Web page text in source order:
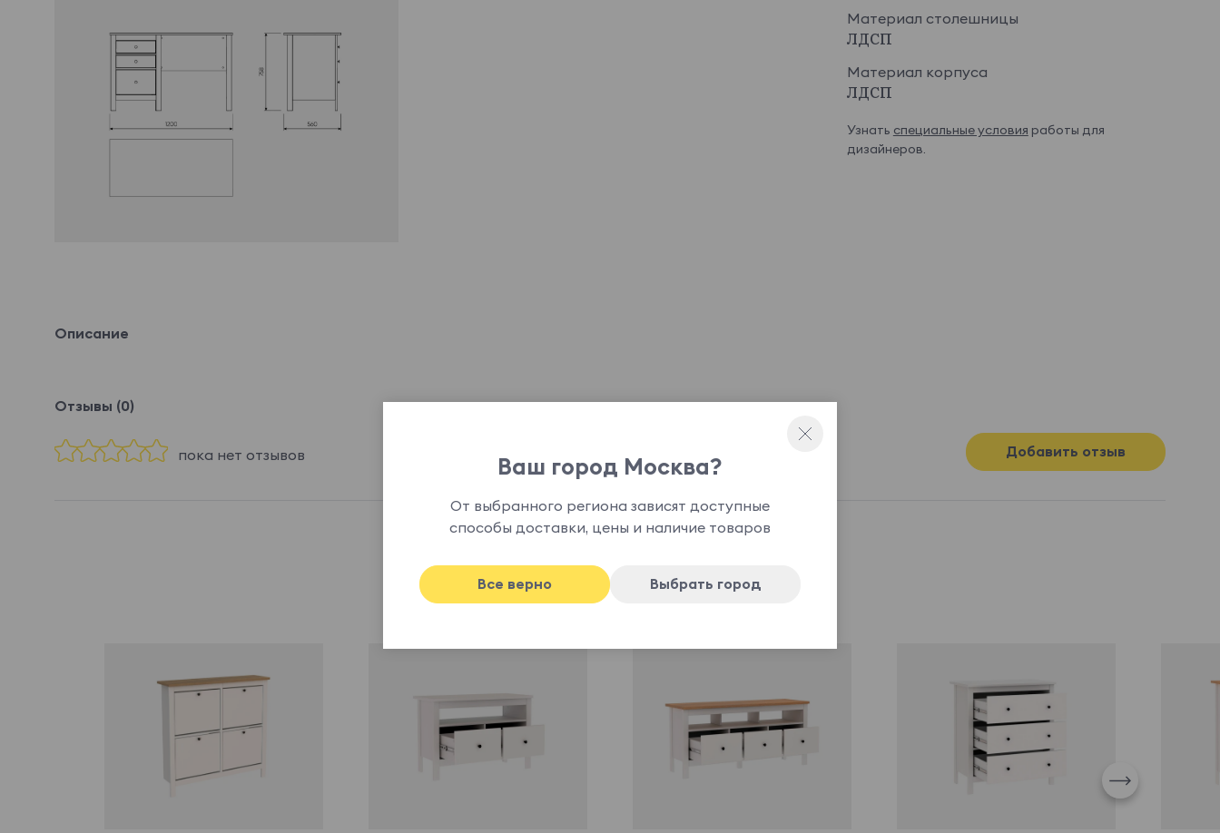
Материал столешницы
ЛДСП
Материал корпуса
ЛДСП
Узнать специальные условия работы для
дизайнеров.
Описание
Отзывы (0)
пока нет отзывов Добавить отзыв
Еще в коллекции Saga SWST
Ваш город Москва?
От выбранного региона зависят доступные
способы доставки, цены и наличие товаров
Все верно Выбрать город